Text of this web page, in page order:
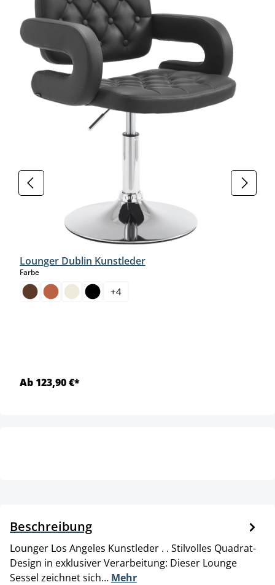
Lounger Dublin Kunstleder
Farbeauswählen
+4
Ab 123,90 €*
Beschreibung
Lounger Los Angeles Kunstleder . . Stilvolles Quadrat-
Design in exklusiver Verarbeitung: Dieser Lounge
Sessel zeichnet sich… Mehr